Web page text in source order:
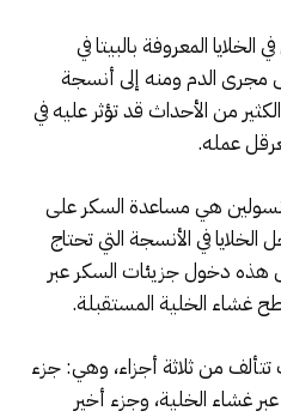
المعروفة بالبيتا في
مجرى الدم ومنه إلى أنسجة
من الأحداث قد تؤثر عليه في
عمله.
هي مساعدة السكر على
في الأنسجة التي تحتاج
هذه دخول جزيئات السكر عبر
غشاء الخلية المستقبلة.
من ثلاثة أجزاء، وهي: جزء
غشاء الخلية، وجزء أخير